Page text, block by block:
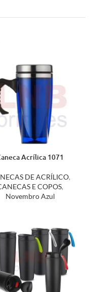
Acrílica 1071
DE ACRÍLICO,
E COPOS,
Novembro Azul